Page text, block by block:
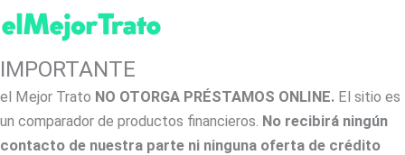
IMPORTANTE
el Mejor Trato NO OTORGA PRÉSTAMOS ONLINE. El sitio es
un comparador de productos financieros. No recibirá ningún
contacto de nuestra parte ni ninguna oferta de crédito